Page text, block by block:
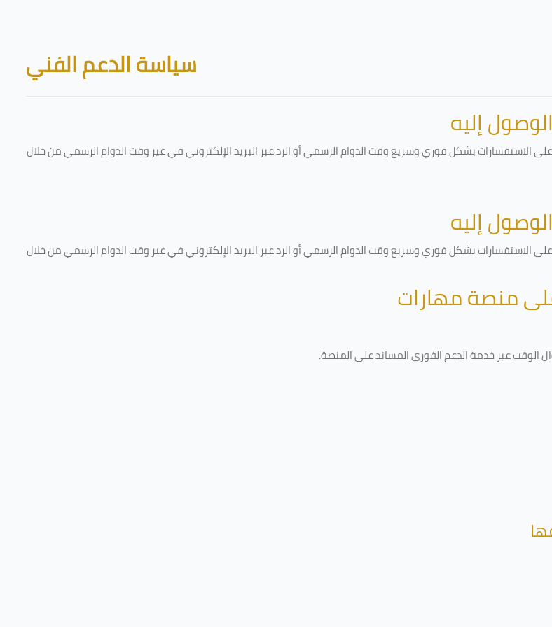
Blocks
سياسة الدعم الفني
إليه
الاستفسارات بشكل فوري وسريع وقت الدوام الرسمي أو الرد عبر البريد الإلكتروني في غير وقت الدوام الرسمي من خلال
إليه
الاستفسارات بشكل فوري وسريع وقت الدوام الرسمي أو الرد عبر البريد الإلكتروني في غير وقت الدوام الرسمي من خلال
منصة مهارات
الوقت عبر خدمة الدعم الفوري المساند على المنصة.